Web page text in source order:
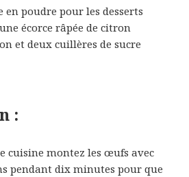
en poudre pour les desserts
écorce râpée de citron
et deux cuillères de sucre
:
cuisine montez les œufs avec
pendant dix minutes pour que